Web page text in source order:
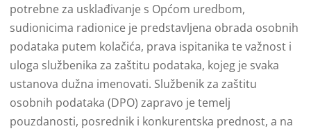
potrebne za usklađivanje s Općom uredbom,
sudionicima radionice je predstavljena obrada osobnih
podataka putem kolačića, prava ispitanika te važnost i
uloga službenika za zaštitu podataka, kojeg je svaka
ustanova dužna imenovati. Službenik za zaštitu
osobnih podataka (DPO) zapravo je temelj
pouzdanosti, posrednik i konkurentska prednost, a na